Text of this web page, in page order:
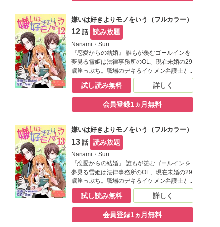
嫌いは好きよりモノをいう（フルカラー）
12 話 読み放題
Nanami・Suri
『恋愛からの結婚』 誰もが羨むゴールインを
夢見る雪姫は法律事務所のOL、現在未婚の29
歳崖っぷち。職場のデキるイケメン弁護士と
の妄想で心を満たす毎日だけど、ひょんな事
から替え玉お見合いをする事に。そこで現れ
た相手は生涯最高に嫌なヤツで――！？【恋
するソワレ】
試し読み無料 詳しく
会員登録1ヵ月無料
嫌いは好きよりモノをいう（フルカラー）
13 話 読み放題
Nanami・Suri
『恋愛からの結婚』 誰もが羨むゴールインを
夢見る雪姫は法律事務所のOL、現在未婚の29
歳崖っぷち。職場のデキるイケメン弁護士と
の妄想で心を満たす毎日だけど、ひょんな事
から替え玉お見合いをする事に。そこで現れ
た相手は生涯最高に嫌なヤツで――！？【恋
するソワレ】
試し読み無料 詳しく
会員登録1ヵ月無料